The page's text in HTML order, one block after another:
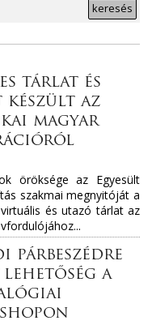
keresés
tárlat és
készült az
magyar
öröksége az Egyesült
szakmai megnyitóját a
és utazó tárlat az
párbeszédre
a